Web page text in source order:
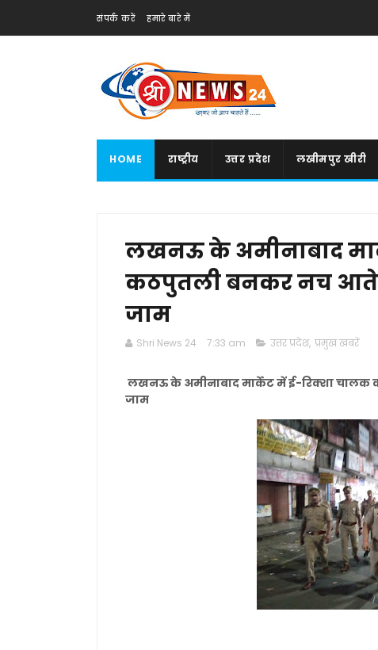
संपर्क करें हमारे बारे में
HOME राष्ट्रीय उत्तर प्रदेश लखीमपुर खीरी
लखनऊ के अमीनाबाद
कठपुतली बनकर नच आते
जाम
Shri News 24 7:33 am उत्तर प्रदेश, प्रमुख खबरें
लखनऊ के अमीनाबाद मार्केट में ई-रिक्शा
जाम